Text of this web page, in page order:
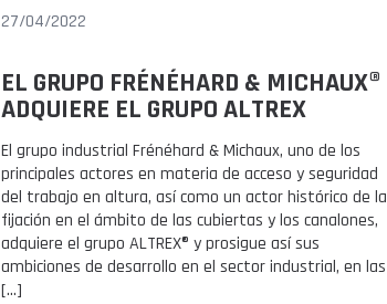
27/04/2022
EL GRUPO FRÉNÉHARD & MICHAUX®
ADQUIERE EL GRUPO ALTREX
El grupo industrial Frénéhard & Michaux, uno de los
principales actores en materia de acceso y seguridad
del trabajo en altura, así como un actor histórico de la
fijación en el ámbito de las cubiertas y los canalones,
adquiere el grupo ALTREX® y prosigue así sus
ambiciones de desarrollo en el sector industrial, en las
[…]